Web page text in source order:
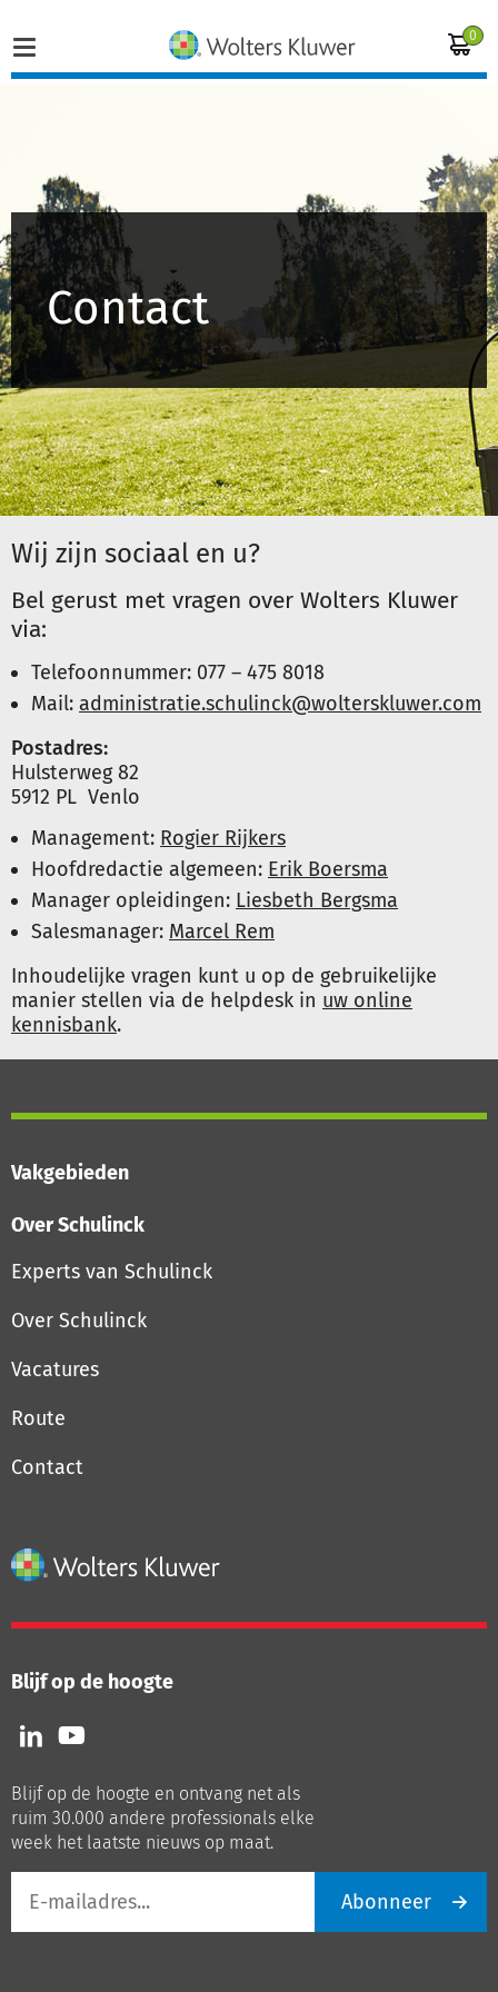
0
Home
Vakgebieden
Actueel
Producten
Opleidingen
Juridisch advies
Inloggen op de kennisbank
Inloggen
Contact
Wij zijn sociaal en u?
Bel gerust met vragen over Wolters Kluwer
via:
Telefoonnummer: 077 – 475 8018
Mail: administratie.schulinck@wolterskluwer.com
Postadres:
Hulsterweg 82
5912 PL Venlo
Management: Rogier Rijkers
Hoofdredactie algemeen: Erik Boersma
Manager opleidingen: Liesbeth Bergsma
Salesmanager: Marcel Rem
Inhoudelijke vragen kunt u op de gebruikelijke
manier stellen via de helpdesk in uw online
kennisbank.
Vakgebieden
Over Schulinck
Experts van Schulinck
Over Schulinck
Vacatures
Route
Contact
Blijf op de hoogte
Volg
ons
LinkedIn
Volg
ons
Youtube
Blijf op de hoogte en ontvang net als
ruim 30.000 andere professionals elke
week het laatste nieuws op maat.
mailadres
Abonneer